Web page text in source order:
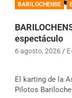
BARILOCHENSE
espectáculo
6 agosto, 2026
El karting de la
Pilotos